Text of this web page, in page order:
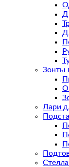
Зонты
Лари